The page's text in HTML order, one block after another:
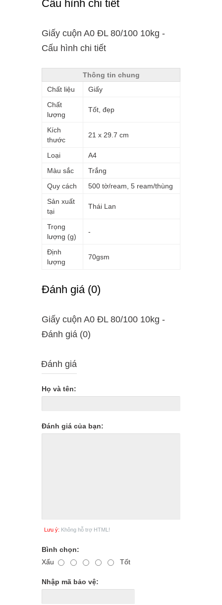
Cấu hình chi tiết
Giấy cuộn A0 ĐL 80/100 10kg -
Cấu hình chi tiết
Thông tin chung
Chất liệu
Giấy
Chất
lượng
Tốt, đẹp
Kích
thước
21 x 29.7 cm
Loại
A4
Màu sắc
Trắng
Quy cách
500 tờ/ream, 5 ream/thùng
Sản xuất
tại
Thái Lan
Trọng
lượng (g)
-
Định
lượng
70gsm
Ðánh giá (0)
Giấy cuộn A0 ĐL 80/100 10kg -
Ðánh giá (0)
Đánh giá
Họ và tên:
Đánh giá của bạn:
Lưu ý: Không hỗ trợ HTML!
Bình chọn:
Xấu
Tốt
Nhập mã bảo vệ: